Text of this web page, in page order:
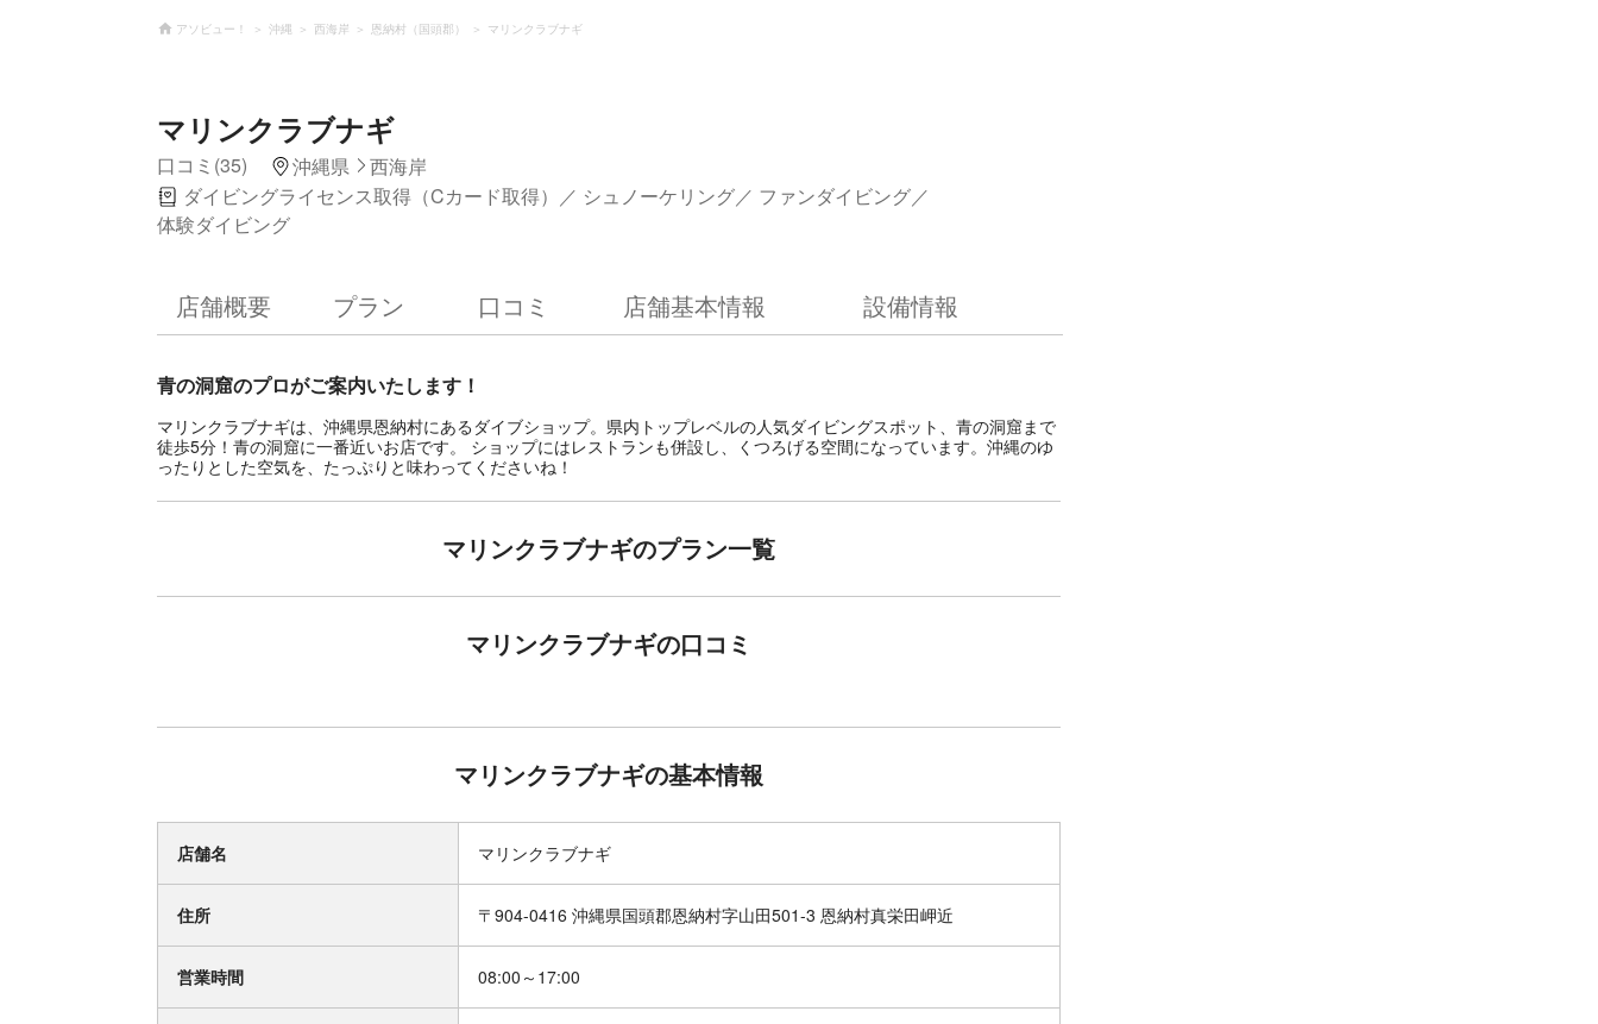
アソビュー！ 沖縄 西海岸 恩納村（国頭郡） マリンクラブナギ
マリンクラブナギ
口コミ(35) 沖縄県
西海岸
ダイビングライセンス取得（Cカード取得）
シュノーケリング
ファンダイビング
体験ダイビング
店舗概要 プラン 口コミ 店舗基本情報 設備情報
青の洞窟のプロがご案内いたします！
マリンクラブナギは、沖縄県恩納村にあるダイブショップ。県内トップレベルの人気ダイビングスポット、青の洞窟まで
徒歩5分！青の洞窟に一番近いお店です。 ショップにはレストランも併設し、くつろげる空間になっています。沖縄のゆ
ったりとした空気を、たっぷりと味わってくださいね！
マリンクラブナギのプラン一覧
マリンクラブナギの口コミ
マリンクラブナギの基本情報
店舗名 マリンクラブナギ
住所 〒904-0416 沖縄県国頭郡恩納村字山田501-3 恩納村真栄田岬近
営業時間 08:00～17:00